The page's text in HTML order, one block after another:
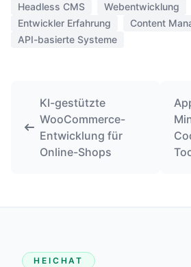
Headless CMS
Webentwicklung
Entwickler Erfahrung
Content
API-basierte Systeme
KI-gestützte
WooCommerce-
Entwicklung für
Online-Shops
HEICHAT